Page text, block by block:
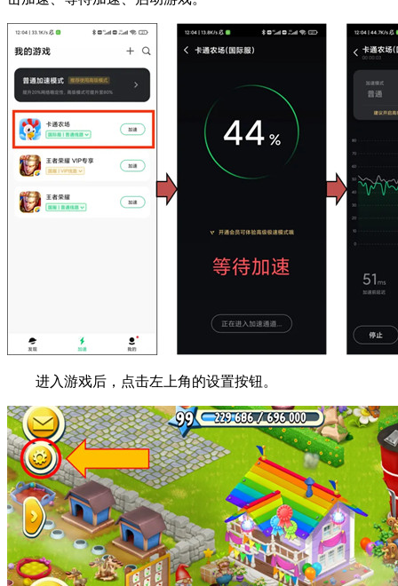
进入游戏后，点击左上角的设置按钮。